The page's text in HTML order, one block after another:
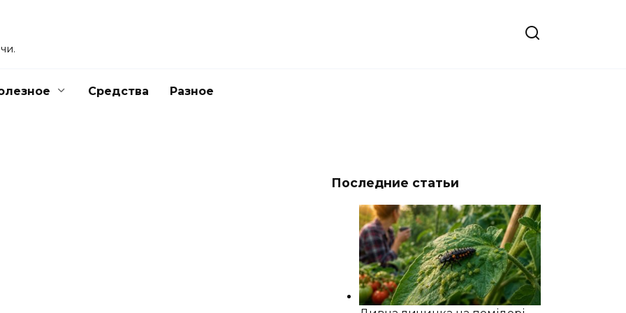
Средства Разное
Последние статьи